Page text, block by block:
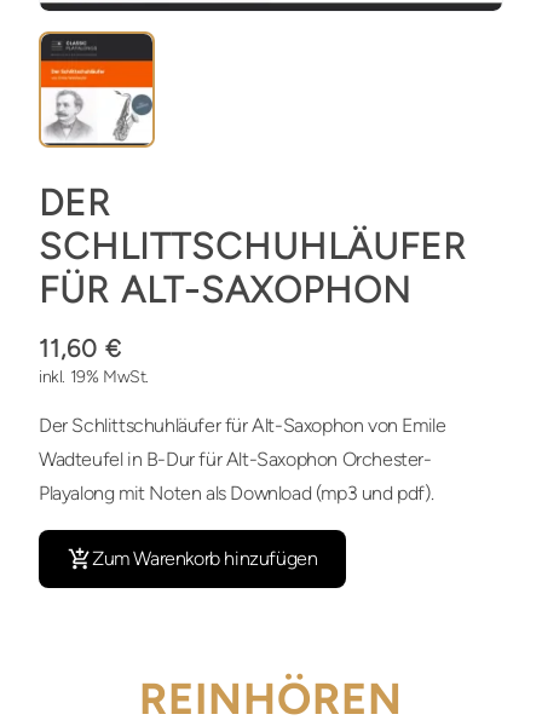
DER
SCHLITTSCHUHLÄUFER
FÜR ALT-SAXOPHON
11,60 €
inkl. 19% MwSt.
Der Schlittschuhläufer für Alt-Saxophon von Emile
Wadteufel in B-Dur für Alt-Saxophon Orchester-
Playalong mit Noten als Download (mp3 und pdf).
Zum Warenkorb hinzufügen
REINHÖREN